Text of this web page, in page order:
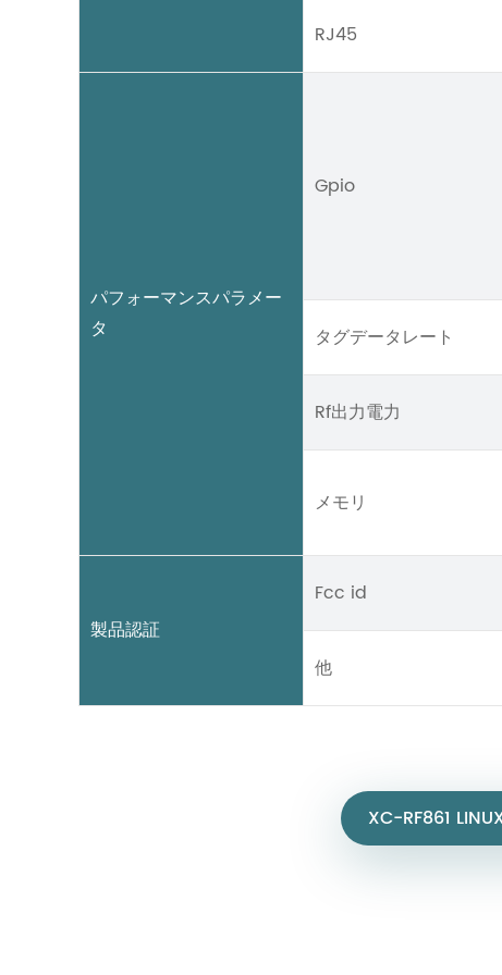
RJ45
パフォーマンスパラメー
タ
Gpio
タグデータレート
Rf出力電力
メモリ
製品認証
Fcc id
他
XC-RF861